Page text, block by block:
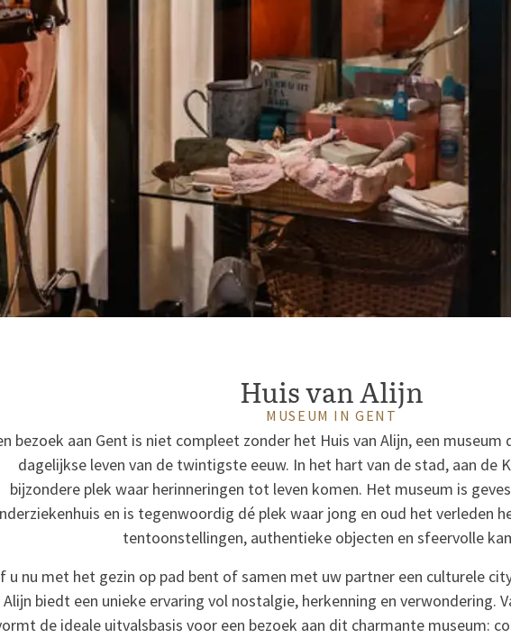
Huis van Alijn
MUSEUM IN GENT
bezoek aan Gent is niet compleet zonder het Huis van Alijn, een
dagelijkse leven van de twintigste eeuw. In het hart van de stad, aan de
bijzondere plek waar herinneringen tot leven komen. Het museum is
en is tegenwoordig dé plek waar jong en oud het verleden
tentoonstellingen, authentieke objecten en sfeervolle
u nu met het gezin op pad bent of samen met uw partner een culturele
Alijn biedt een unieke ervaring vol nostalgie, herkenning en verwondering.
de ideale uitvalsbasis voor een bezoek aan dit charmante museum: